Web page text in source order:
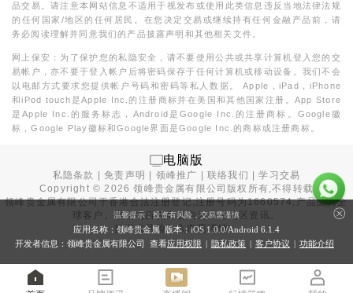
品交易。请注意本网站信息不适用于视发布或使用此类信息违反当地法律法规
的任何国家/地区的任何居民。在您决定交易或继续持有任何金融产品前，请
务必阅读理解并同意我们的产品披露声明和其他相关文件。
网上保安：为了保护您的私隐安全，请不要使用公共或共享计算机登入您的交
易帐户，亦不要于登入帐户后将密码保存于任何计算机或移动设备。我们不会
以电邮方式要求您提供帐户号码和密码等私人数据。 Apple，iPad，iPhone
和iPod touch是Apple Inc.的注册商标并在美国和其他国家注册。App Store
是Apple Inc.的服务标志，Android是Google Inc.的注册商标。Google徽
标，Google Play徽标和Google界面是Google Inc.的商标或注册商标。
电脑版
私隐条款 |免责声明 领峰推广 |联络我们 |学习交易
Copyright ©2026 领峰贵金属有限公司版权所有,不得转载
领峰贵金属有限公司于香港合法注册登记,注册号码为1660574,产品面向全
球客户。本站内所有内容均为香港地区资讯。
投资有风险，入市需谨慎。
温馨提示：投资有风险，交易需谨慎
应用名称：领峰贵金属 版本：iOS 1.0.0/Android 6.1.4
开发者信息：领峰贵金属有限公司 查看应用权限 | 隐私政策 | 客户协议 | 功能介绍